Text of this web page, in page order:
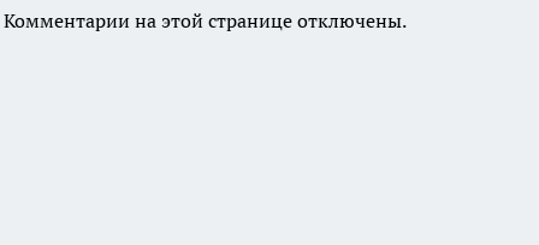
Комментарии на этой странице отключены.